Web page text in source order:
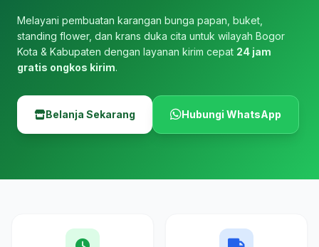
Melayani pembuatan karangan bunga papan, buket,
standing flower, dan krans duka cita untuk wilayah Bogor
Kota & Kabupaten dengan layanan kirim cepat 24 jam
gratis ongkos kirim.
Belanja Sekarang Hubungi WhatsApp